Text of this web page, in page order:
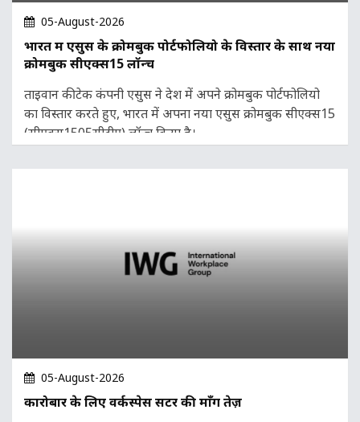
05-August-2026
भारत में एसुस के क्रोमबुक पोर्टफोलियो के विस्तार के साथ नया
क्रोमबुक सीएक्स15 लॉन्च
ताइवान की टेक कंपनी एसुस ने देश में अपने क्रोमबुक पोर्टफोलियो
का विस्तार करते हुए, भारत में अपना नया एसुस क्रोमबुक सीएक्स15
(सीएक्स1505सीटीए) लॉन्च किया है।
05-August-2026
कारोबार के लिए वर्कस्पेस सेंटर की माँग तेज़